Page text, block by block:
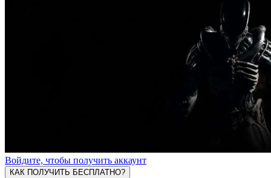
Войдите, чтобы получить аккаунт
КАК ПОЛУЧИТЬ БЕСПЛАТНО?